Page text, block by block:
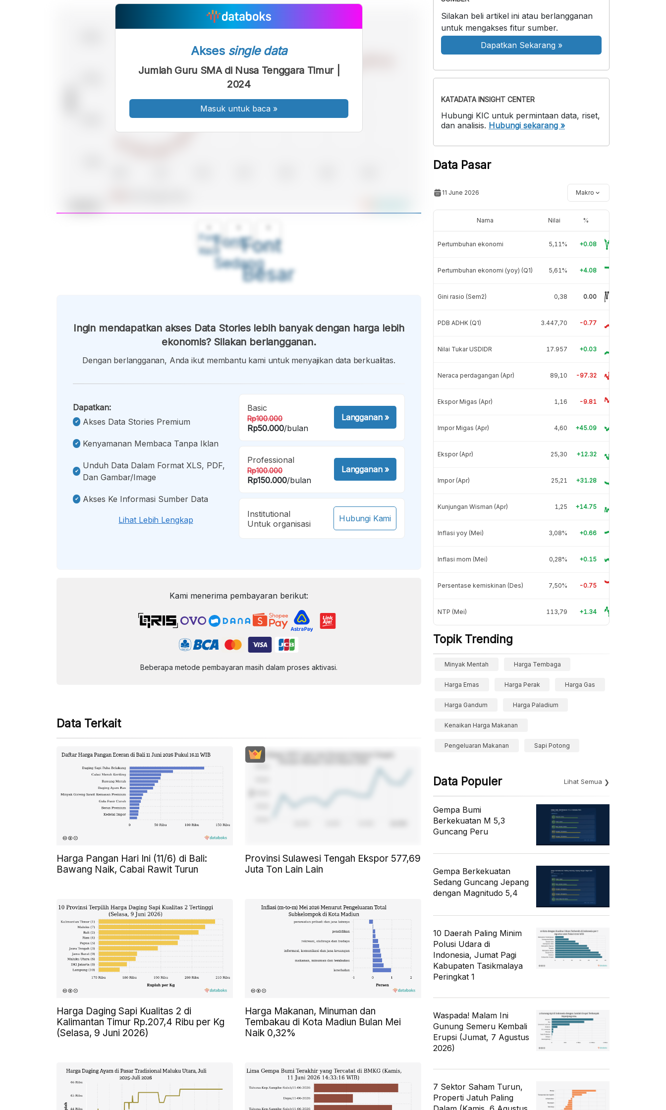
Font
Kecil
Font
Sedang
Font
Besar
Akses single data
Jumlah Guru SMA di Nusa Tenggara Timur |
2024
Masuk untuk baca »
Ingin mendapatkan akses Data Stories lebih banyak dengan harga lebih
ekonomis? Silakan berlangganan.
Dengan berlangganan, Anda ikut membantu kami untuk menyajikan data berkualitas.
Dapatkan:
Akses Data Stories Premium
Kenyamanan Membaca Tanpa Iklan
Unduh Data Dalam Format XLS, PDF,
Dan Gambar/image
Akses Ke Informasi Sumber Data
Lihat Lebih Lengkap
Basic
Rp100.000
Rp50.000/bulan
Langganan»
Professional
Rp100.000
Rp150.000/bulan
Langganan»
Institutional
Untuk organisasi
Hubungi Kami
Kami menerima pembayaran berikut:
Beberapa metode pembayaran masih dalam proses aktivasi.
Data Terkait
Harga Pangan Hari Ini (11/6) di Bali:
Bawang Naik, Cabai Rawit Turun
Provinsi Sulawesi Tengah Ekspor 577,69
Juta Ton Lain Lain
Harga Daging Sapi Kualitas 2 di
Kalimantan Timur Rp.207,4 Ribu per Kg
(Selasa, 9 Juni 2026)
Harga Makanan, Minuman dan
Tembakau di Kota Madiun Bulan Mei
Naik 0,32%
Silakan beli artikel ini atau berlangganan
untuk mengakses fitur sumber.
Dapatkan Sekarang »
KATADATA INSIGHT CENTER
Hubungi KIC untuk permintaan data, riset,
dan analisis. Hubungi sekarang »
Data Pasar
11 June 2026 Makro
Nama Nilai %
Pertumbuhan ekonomi 5,11% +0.08
Pertumbuhan ekonomi (yoy) (Q1) 5,61% +4.08
Gini rasio (Sem2) 0,38 0.00
PDB ADHK (Q1) 3.447,70 -0.77
Nilai Tukar USDIDR 17.957 +0.03
Neraca perdagangan (Apr) 89,10 -97.32
Ekspor Migas (Apr) 1,16 -9.81
Impor Migas (Apr) 4,60 +45.09
Ekspor (Apr) 25,30 +12.32
Impor (Apr) 25,21 +31.28
Kunjungan Wisman (Apr) 1,25 +14.75
Inflasi yoy (Mei) 3,08% +0.66
Inflasi mom (Mei) 0,28% +0.15
Persentase kemiskinan (Des) 7,50% -0.75
NTP (Mei) 113,79 +1.34
Topik Trending
Minyak Mentah Harga Tembaga
Harga Emas Harga Perak Harga Gas
Harga Gandum Harga Paladium
Kenaikan Harga Makanan
Pengeluaran Makanan Sapi Potong
Data Populer Lihat Semua
Gempa Bumi
Berkekuatan M 5,3
Guncang Peru
Gempa Berkekuatan
Sedang Guncang Jepang
dengan Magnitudo 5,4
10 Daerah Paling Minim
Polusi Udara di
Indonesia, Jumat Pagi
Kabupaten Tasikmalaya
Peringkat 1
Waspada! Malam Ini
Gunung Semeru Kembali
Erupsi (Jumat, 7 Agustus
2026)
7 Sektor Saham Turun,
Properti Jatuh Paling